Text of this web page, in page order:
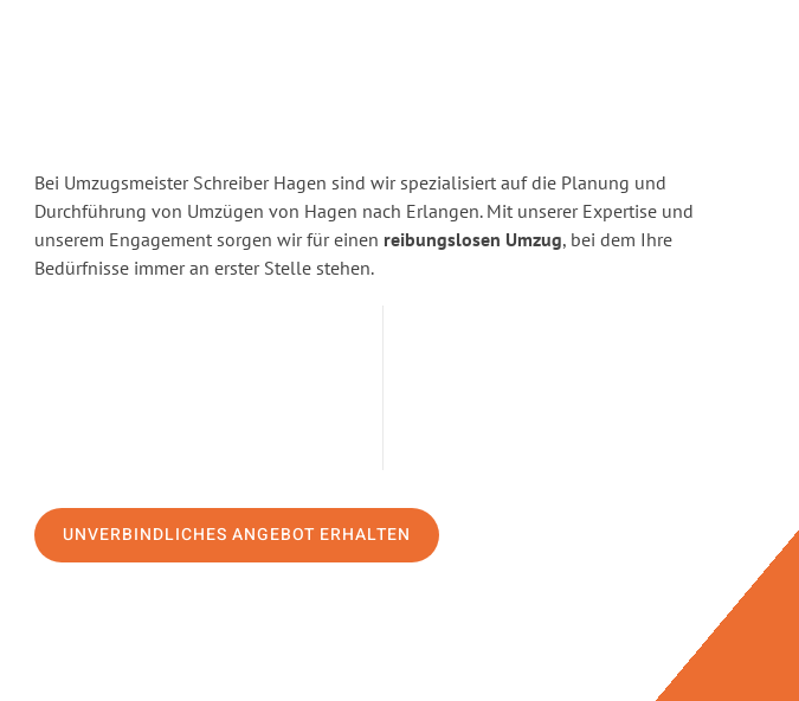
Bei Umzugsmeister Schreiber Hagen sind wir spezialisiert auf die Planung und
Durchführung von Umzügen von Hagen nach Erlangen. Mit unserer Expertise und
unserem Engagement sorgen wir für einen reibungslosen Umzug, bei dem Ihre
Bedürfnisse immer an erster Stelle stehen.
UNVERBINDLICHES ANGEBOT ERHALTEN